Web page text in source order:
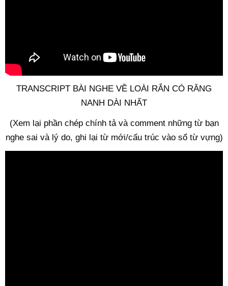
TRANSCRIPT BÀI NGHE VỀ LOÀI RẮN CÓ RĂNG
NANH DÀI NHẤT
(Xem lại phần chép chính tả và comment những từ bạn
nghe sai và lý do, ghi lại từ mới/cấu trúc vào sổ từ vựng)